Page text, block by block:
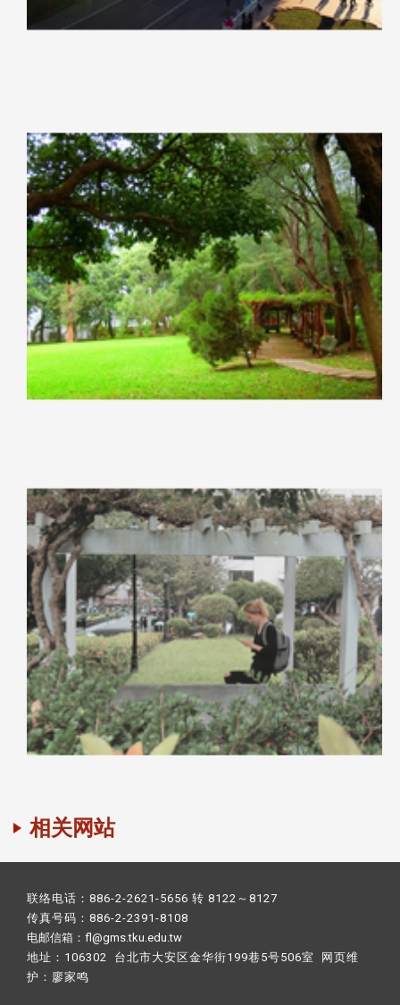
相关网站
联络电话：886-2-2621-5656 转 8122～8127
传真号码：886-2-2391-8108
电邮信箱：fl@gms.tku.edu.tw
地址：106302 台北市大安区金华街199巷5号506室 网页维
护： 廖家鸣​